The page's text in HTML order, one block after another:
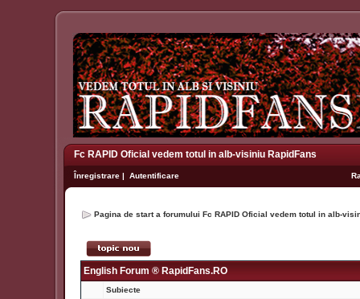
Fc RAPID Oficial vedem totul in alb-visiniu RapidFans
Înregistrare | Autentificare
Pagina de start a forumului Fc RAPID Oficial vedem totul in alb-
English Forum ® RapidFans.RO
Subiecte